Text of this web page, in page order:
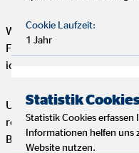
Wir starten mit einem
Finanzen und Ziele
ich dir maßgeschneiderte
Um deine Finanzplanung
regelmäßige
Betreuung stehen bei uns
Cookie Laufzeit:
1 Jahr
Statistik
Statistik Cookies
Informationen helfen uns
Website nutzen.